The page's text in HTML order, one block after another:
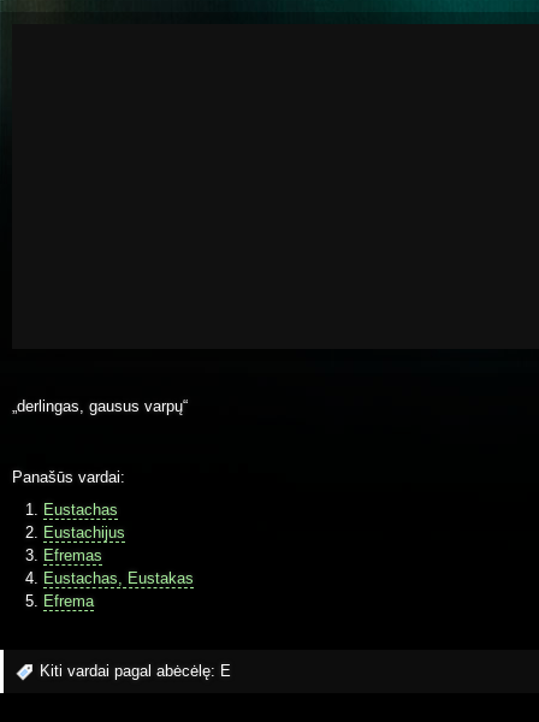
„derlingas, gausus varpų“
Panašūs vardai:
Eustachas
Eustachijus
Efremas
Eustachas, Eustakas
Efrema
Kiti vardai pagal abėcėlę: E